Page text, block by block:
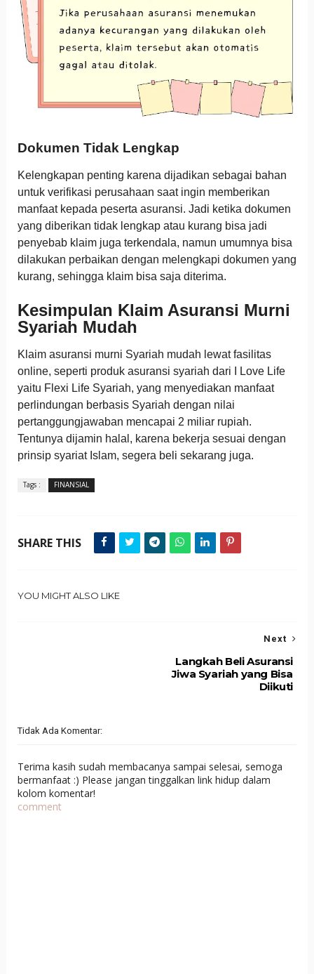
Dokumen Tidak Lengkap
Kelengkapan penting karena dijadikan sebagai bahan
untuk verifikasi perusahaan saat ingin memberikan
manfaat kepada peserta asuransi. Jadi ketika dokumen
yang diberikan tidak lengkap atau kurang bisa jadi
penyebab klaim juga terkendala, namun umumnya bisa
dilakukan perbaikan dengan melengkapi dokumen yang
kurang, sehingga klaim bisa saja diterima.
Kesimpulan Klaim Asuransi Murni
Syariah Mudah
Klaim asuransi murni Syariah mudah lewat fasilitas
online, seperti produk asuransi syariah dari I Love Life
yaitu Flexi Life Syariah, yang menyediakan manfaat
perlindungan berbasis Syariah dengan nilai
pertanggungjawaban mencapai 2 miliar rupiah.
Tentunya dijamin halal, karena bekerja sesuai dengan
prinsip syariat Islam, segera beli sekarang juga.
Tags : FINANSIAL
SHARE THIS
YOU MIGHT ALSO LIKE
Next
Langkah Beli Asuransi
Jiwa Syariah yang Bisa
Diikuti
Tidak Ada Komentar:
Terima kasih sudah membacanya sampai selesai, semoga
bermanfaat :) Please jangan tinggalkan link hidup dalam
kolom komentar!
comment